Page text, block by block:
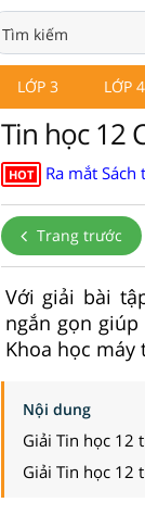
LỚP 3 LỚP 4
Tin học 12
HOT Ra mắt
Trang trước
Với giải bài
ngắn gọn
Khoa học máy
Nội dung
Giải Tin học 12
Giải Tin học 12